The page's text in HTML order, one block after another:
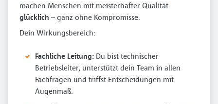
machen Menschen mit meisterhafter Qualität
glücklich – ganz ohne Kompromisse.
Dein Wirkungsbereich:
Fachliche Leitung: Du bist technischer
Betriebsleiter, unterstützt dein Team in allen
Fachfragen und triffst Entscheidungen mit
Augenmaß.